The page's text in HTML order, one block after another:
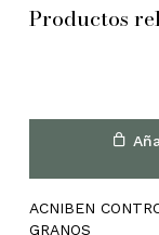
Productos
ACNIBEN
GRANOS